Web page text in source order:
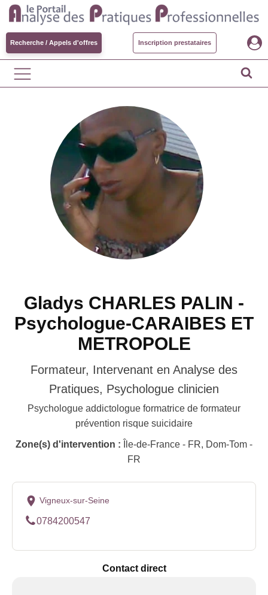
Recherche / Appels d'offres Inscription prestataires
Gladys CHARLES PALIN -
Psychologue-CARAIBES ET
METROPOLE
Formateur, Intervenant en Analyse des
Pratiques, Psychologue clinicien
Psychologue addictologue formatrice de formateur
prévention risque suicidaire
Zone(s) d'intervention : Île-de-France - FR, Dom-Tom -
FR
Vigneux-sur-Seine
0784200547
Contact direct